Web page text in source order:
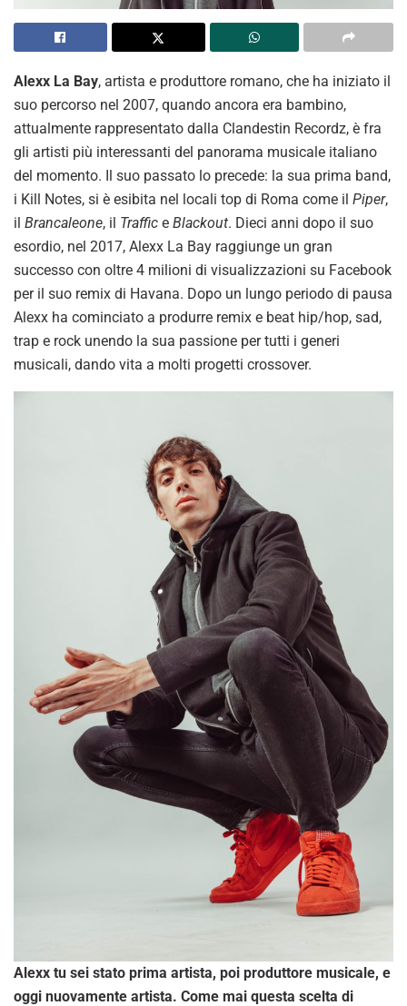
Alexx La Bay, artista e produttore romano, che ha iniziato il
suo percorso nel 2007, quando ancora era bambino,
attualmente rappresentato dalla Clandestin Recordz, è fra
gli artisti più interessanti del panorama musicale italiano
del momento. Il suo passato lo precede: la sua prima band,
i Kill Notes, si è esibita nel locali top di Roma come il Piper,
il Brancaleone, il Traffic e Blackout. Dieci anni dopo il suo
esordio, nel 2017, Alexx La Bay raggiunge un gran
successo con oltre 4 milioni di visualizzazioni su Facebook
per il suo remix di Havana. Dopo un lungo periodo di pausa
Alexx ha cominciato a produrre remix e beat hip/hop, sad,
trap e rock unendo la sua passione per tutti i generi
musicali, dando vita a molti progetti crossover.
Alexx tu sei stato prima artista, poi produttore musicale, e
oggi nuovamente artista. Come mai questa scelta di